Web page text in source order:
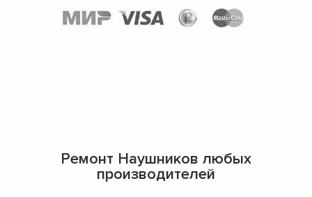
Ремонт Наушников любых
производителей